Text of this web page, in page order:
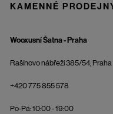
KAMENNÉ
Wooxusní Šatna - Praha
Rašínovo nábřeží 385/54, Praha
+420 775 855 578
Po-Pá: 10:00 - 19:00